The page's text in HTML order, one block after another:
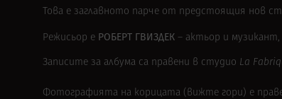
Това е заглавното парче от предстоящия нов
Режисьор е РОБЕРТ ГВИЗДЕК – актьор и
Записите за албума са правени в студио La
Фотографията на корицата (вижте гори) е